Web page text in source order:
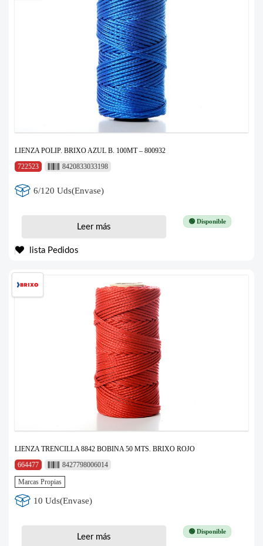
LIENZA POLIP. BRIXO AZUL B. 100MT – 800932
722523
8420833033198
6/120 Uds(Envase)
🟢 Disponible
Leer más
lista Pedidos
LIENZA TRENCILLA 8842 BOBINA 50 MTS. BRIXO ROJO
664477
8427798006014
Marcas Propias
10 Uds(Envase)
🟢 Disponible
Leer más